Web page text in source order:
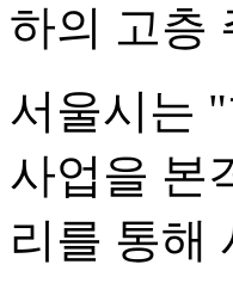
하의 고층
서울시는
사업을 본
리를 통해